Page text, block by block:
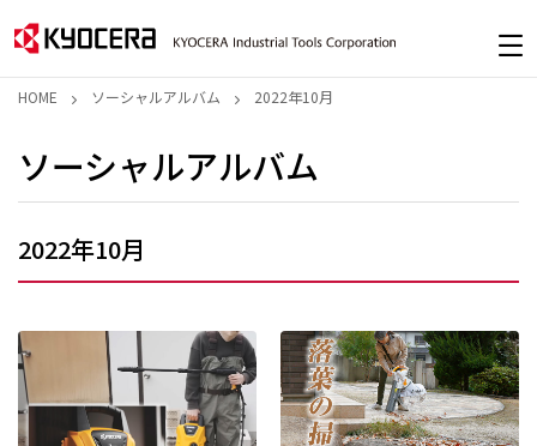
HOME ソーシャルアルバム 2022年10月
ソーシャルアルバム
2022年10月